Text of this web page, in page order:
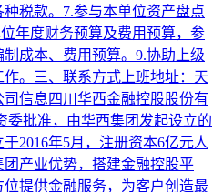
税款。7.参与本单位资产盘点
年度财务预算及费用预算，参
成本、费用预算。9.协助上级
。三、联系方式上班地址：天
信息四川华西金融控股股份有
委批准，由华西集团发起设立的
2016年5月，注册资本6亿元人
团产业优势，搭建金融控股平
提供金融服务，为客户创造最